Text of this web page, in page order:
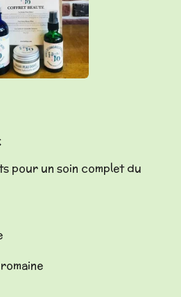
pour un soin complet du